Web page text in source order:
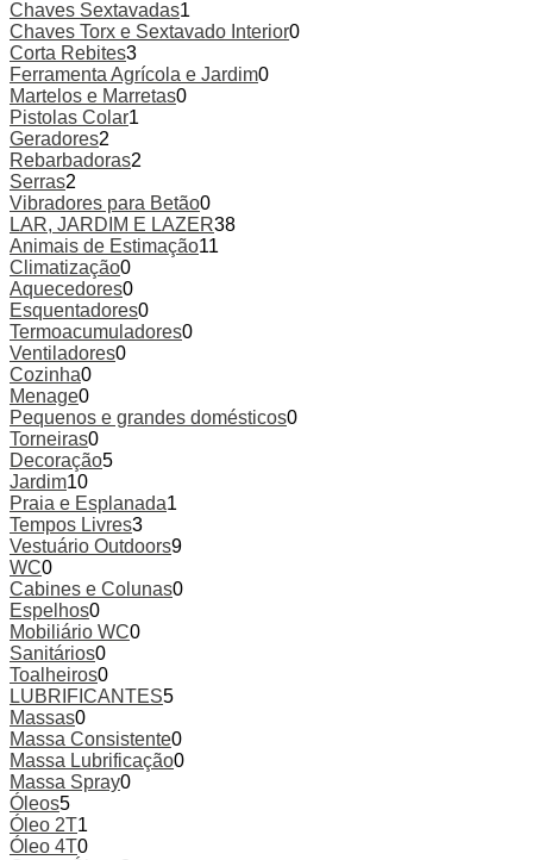
Chaves Sextavadas1
Chaves Torx e Sextavado Interior0
Corta Rebites3
Ferramenta Agrícola e Jardim0
Martelos e Marretas0
Pistolas Colar1
Geradores2
Rebarbadoras2
Serras2
Vibradores para Betão0
LAR, JARDIM E LAZER38
Animais de Estimação11
Climatização0
Aquecedores0
Esquentadores0
Termoacumuladores0
Ventiladores0
Cozinha0
Menage0
Pequenos e grandes domésticos0
Torneiras0
Decoração5
Jardim10
Praia e Esplanada1
Tempos Livres3
Vestuário Outdoors9
WC0
Cabines e Colunas0
Espelhos0
Mobiliário WC0
Sanitários0
Toalheiros0
LUBRIFICANTES5
Massas0
Massa Consistente0
Massa Lubrificação0
Massa Spray0
Óleos5
Óleo 2T1
Óleo 4T0